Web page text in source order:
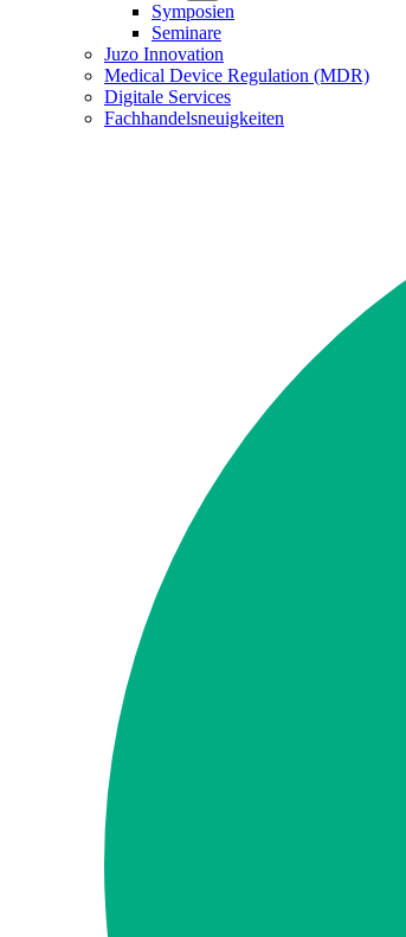
Symposien
Seminare
Juzo Innovation
Medical Device Regulation (MDR)
Digitale Services
Fachhandelsneuigkeiten